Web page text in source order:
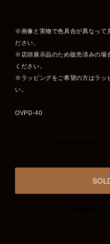
※画像と実物で色具合が異なって
ださい。
※店頭展示品のため販売済みの場
ください。
※ラッピングをご希望の方はラッ
い。
OVPD-40